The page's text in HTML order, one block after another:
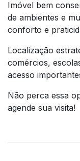
Imóvel bem
de ambientes e
conforto e
Localização
comércios,
acesso
Não perca essa
agende sua visita!